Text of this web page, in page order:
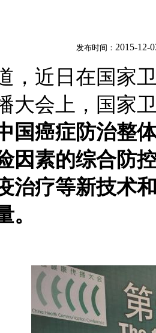
发布时间： 2015-12-
，近日在国家
大会上，国家
国癌症防治整
因素的综合防
治疗等新技术
。